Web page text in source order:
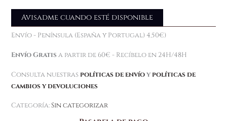
Avisadme cuando esté disponible
Envío - Península (España y Portugal) 4,50€)
Envío Gratis a partir de 60€ - Recíbelo en 24H/48H
Consulta nuestras políticas de envíoy políticas de
cambios y devoluciones
Categoría:Sin categorizar